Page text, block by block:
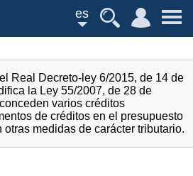
es
Real Decreto-ley 6/2015, de 14 de
la Ley 55/2007, de 28 de
varios créditos
de créditos en el presupuesto
medidas de carácter tributario.